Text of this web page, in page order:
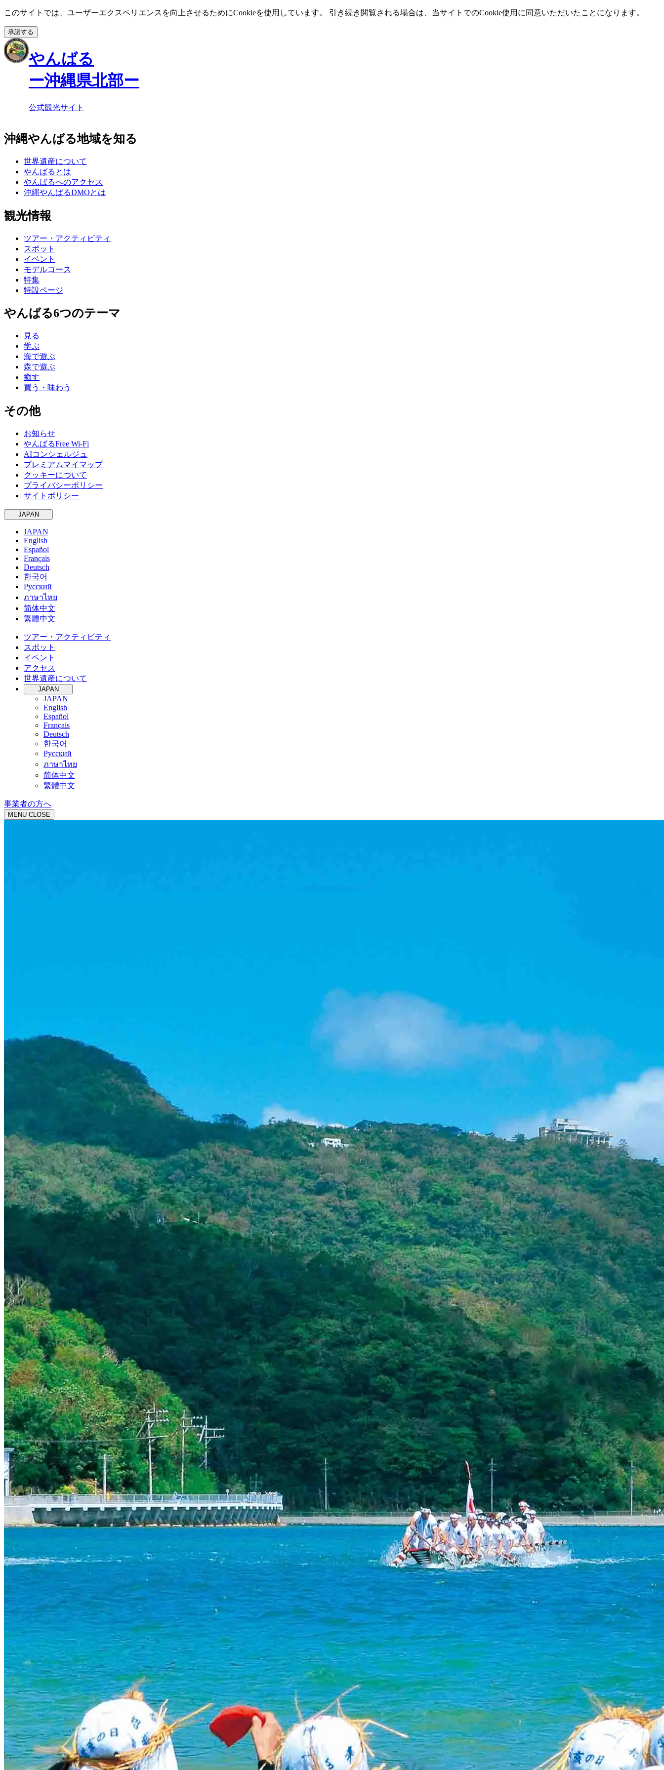
このサイトでは、ユーザーエクスペリエンスを向上させるためにCookieを使用しています。 引き続き閲覧される場合は、当サイトでのCookie使用に同意いただいたことになります。
承諾する
やんばる
ー沖縄県北部ー
公式観光サイト
沖縄やんばる地域を知る
世界遺産について
やんばるとは
やんばるへのアクセス
沖縄やんばるDMOとは
観光情報
ツアー・アクティビティ
スポット
イベント
モデルコース
特集
特設ページ
やんばる6つのテーマ
見る
学ぶ
海で遊ぶ
森で遊ぶ
癒す
買う・味わう
その他
お知らせ
やんばるFree Wi-Fi
AIコンシェルジュ
プレミアムマイマップ
クッキーについて
プライバシーポリシー
サイトポリシー
JAPAN
JAPAN
English
Español
Français
Deutsch
한국어
Русский
ภาษาไทย
简体中文
繁體中文
ツアー・アクティビティ
スポット
イベント
アクセス
世界遺産について
JAPAN
JAPAN
English
Español
Français
Deutsch
한국어
Русский
ภาษาไทย
简体中文
繁體中文
事業者の方へ
MENU CLOSE